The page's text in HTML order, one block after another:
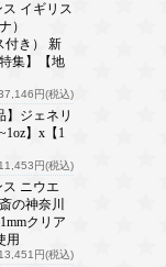
ス イギリス
）
付き） 新
集】【地
円(税込)
】ジェネリ
】x【1
11,453円(税込)
ス ニウエ
の神奈川
クリア
用
13,451円(税込)